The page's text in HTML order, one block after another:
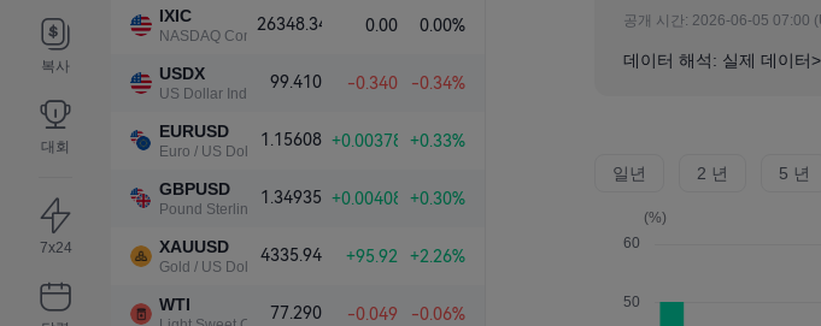
복사
대회
7x24
IXIC
NASDAQ Composite Index
26348.34 0.00 0.00%
USDX
US Dollar Index
99.410 -0.340 -0.34%
EURUSD
Euro / US Dollar
1.15608 +0.00378 +0.33%
GBPUSD
Pound Sterling / US Dollar
1.34935 +0.00408 +0.30%
XAUUSD
Gold / US Dollar
4335.94 +95.92 +2.26%
WTI 77.290 -0.049 -0.06%
공개 시간: 2026-06-05 07:00
데이터 해석: 실제 데이터
일년 2 년 5 년